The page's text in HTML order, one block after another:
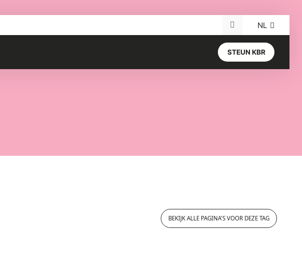
Search for: NL
STEUN KBR
BEKIJK ALLE PAGINA'S VOOR DEZE TAG